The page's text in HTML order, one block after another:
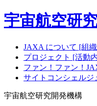
宇宙航空研
JAXA について [組
プロジェクト [活動
ファン！ファン！
サイトコンシェルジ
宇宙航空研究開発機構